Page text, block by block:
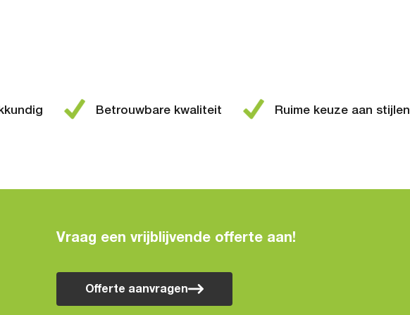
Betrouwbare kwaliteit Ruime keuze aan stijlen
Vraag een vrijblijvende offerte aan!
Offerte aanvragen